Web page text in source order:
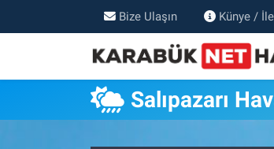
Bize Ulaşın Künye /
Salıpazarı